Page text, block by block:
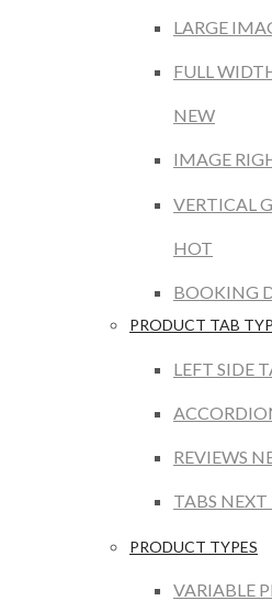
LARGE
FULL
NEW
IMAGE
VERTICAL
HOT
BOOKING
PRODUCT TAB
LEFT SIDE
REVIEWS
TABS
PRODUCT TYPES
VARIABLE